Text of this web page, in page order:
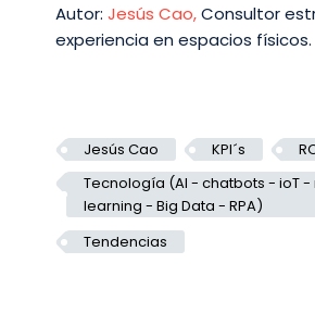
Autor: Jesús Cao,Consultor
experiencia en espacios físicos.
Jesús Cao KPI´s
Tecnología (AI - chatbots - ioT -
learning - Big Data - RPA)
Tendencias